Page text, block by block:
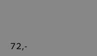
72,-